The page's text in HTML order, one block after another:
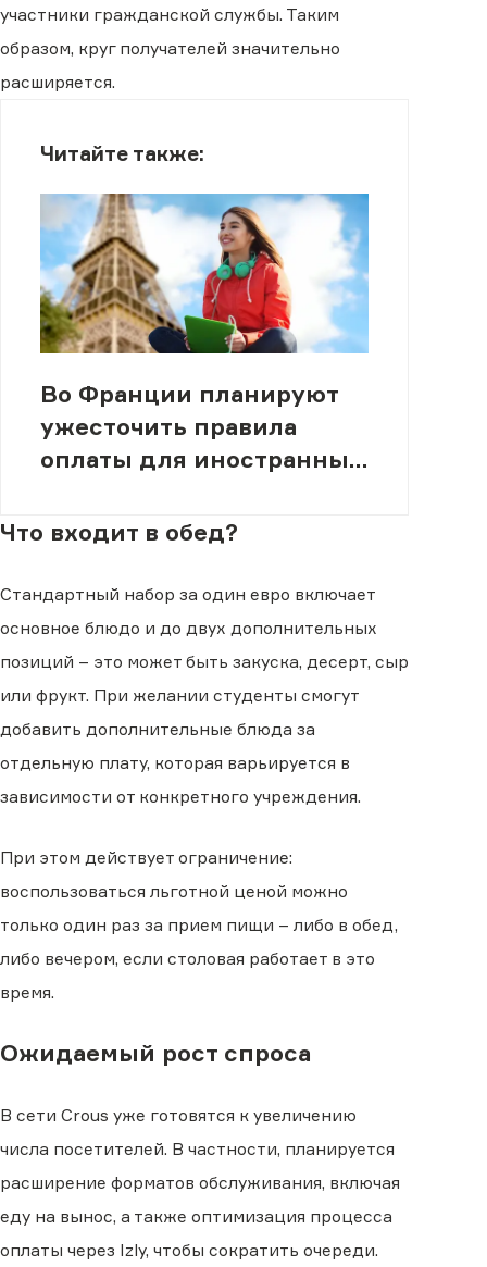
участники гражданской службы. Таким
образом, круг получателей значительно
расширяется.
Читайте также:
Во Франции планируют
ужесточить правила
оплаты для иностранных
Что входит в обед?
Стандартный набор за один евро включает
основное блюдо и до двух дополнительных
позиций – это может быть закуска, десерт, сыр
или фрукт. При желании студенты смогут
добавить дополнительные блюда за
отдельную плату, которая варьируется в
зависимости от конкретного учреждения.
При этом действует ограничение:
воспользоваться льготной ценой можно
только один раз за прием пищи – либо в обед,
либо вечером, если столовая работает в это
время.
Ожидаемый рост спроса
В сети Crous уже готовятся к увеличению
числа посетителей. В частности, планируется
расширение форматов обслуживания, включая
еду на вынос, а также оптимизация процесса
оплаты через Izly, чтобы сократить очереди.